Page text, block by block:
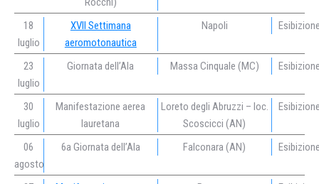
18
luglio
XVII Settimana
aeromotonautica
Napoli
23
luglio
Giornata dell’Ala Massa Cinquale (MC)
30
luglio
Manifestazione aerea
lauretana
Loreto degli Abruzzi – loc.
Scoscicci (AN)
06
agosto
6a Giornata dell’Ala Falconara (AN)